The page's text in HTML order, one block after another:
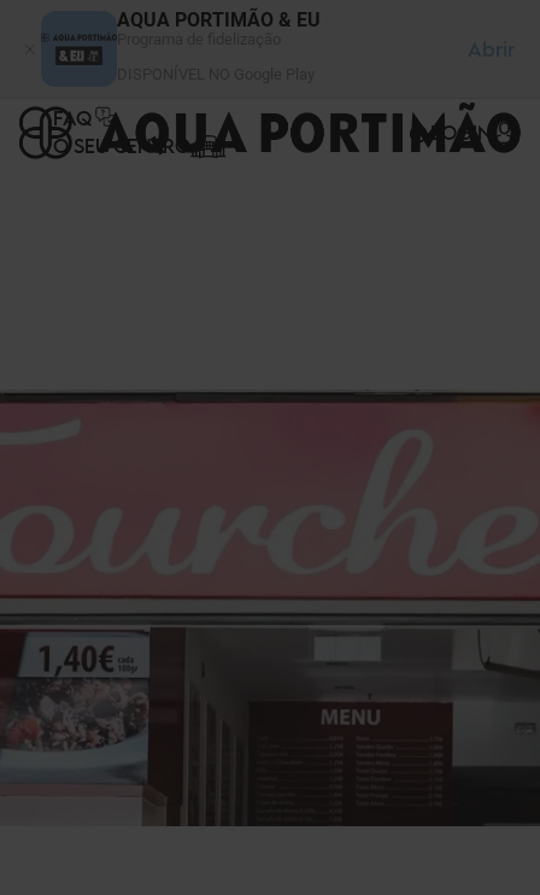
AQUA PORTIMÃO & EU
Abrir
FAQ
O SEU CENTRO
LOGIN
Painel de Gerenciamento de Cookies